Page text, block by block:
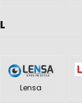
L
Lensa